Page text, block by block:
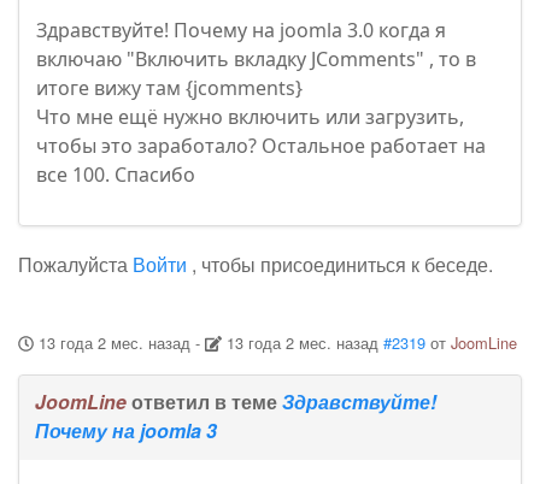
Здравствуйте! Почему на joomla 3.0 когда я
включаю "Включить вкладку JComments" , то в
итоге вижу там {jcomments}
Что мне ещё нужно включить или загрузить,
чтобы это заработало? Остальное работает на
все 100. Спасибо
Пожалуйста Войти , чтобы присоединиться к беседе.
13 года 2 мес. назад- 13 года 2 мес. назад #2319 отJoomLine
JoomLineответил в темеЗдравствуйте!
Почему на joomla 3